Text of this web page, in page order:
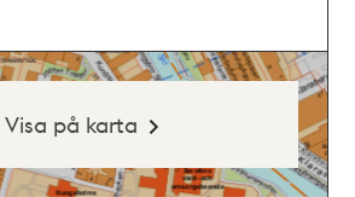
Visa på karta